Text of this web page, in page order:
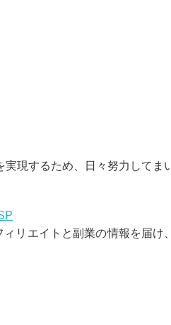
現するため、日々努力してま
リエイトと副業の情報 を届け、